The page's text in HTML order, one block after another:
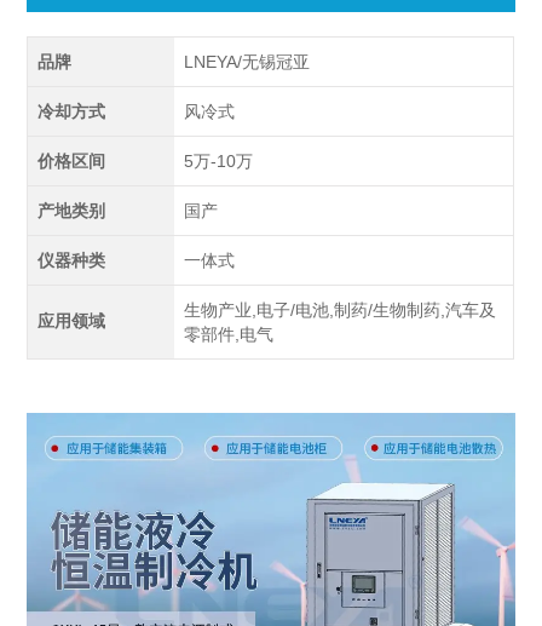
品牌 LNEYA/无锡冠亚
冷却方式 风冷式
价格区间 5万-10万
产地类别 国产
仪器种类 一体式
应用领域
生物产业,电子/电池,制药/生物制药,汽车及
零部件,电气